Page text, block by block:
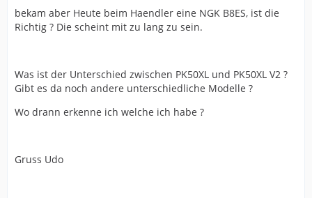
bekam aber Heute beim Haendler eine NGK B8ES, ist die
Richtig ? Die scheint mit zu lang zu sein.
Was ist der Unterschied zwischen PK50XL und PK50XL V2 ?
Gibt es da noch andere unterschiedliche Modelle ?
Wo drann erkenne ich welche ich habe ?
Gruss Udo